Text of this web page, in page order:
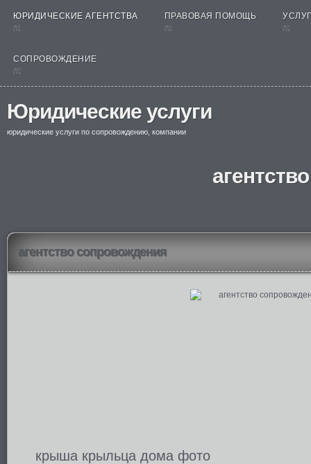
ЮРИДИЧЕСКИЕ АГЕНТСТВА
nt
ПРАВОВАЯ ПОМОЩЬ
nt
nt
СОПРОВОЖДЕНИЕ
nt
Юридические услуги
юридические услуги по сопровождению, компании
агентство сопровождения
крыша крыльца дома фото